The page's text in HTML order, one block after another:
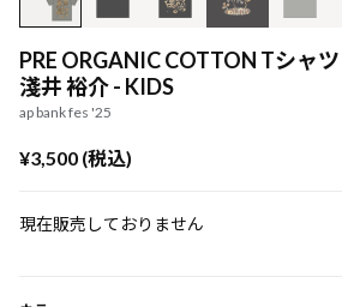
PRE ORGANIC COTTON Tシャツ
淺井 裕介 - KIDS
ap bank fes '25
¥3,500 (税込)
現在販売しておりません